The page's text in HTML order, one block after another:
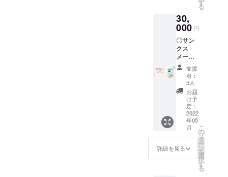
ラリア
と闘っ
た人々
に焦点
を当て
なが
ら、感
染症の
ない世
界へ向
けて一
人一人
が何を
すべき
かを問
いま
す。今
す
る
30,
000 円
〇サン
クス
メール
〇絵本
「八重
山のマ
ラリ
ア」
（仮
題）
PDF
データ
PDF
データ
の転
用、な
支援
者：
5人
お届
け予
定：
2022
年05
月
詳細を見る
こ
の
リ
タ
ー
ン
を
選
択
す
る